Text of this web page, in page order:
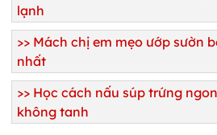
lạnh
>> Mách chị em mẹo ướp sườn
nhất
>> Học cách nấu súp trứng
không tanh